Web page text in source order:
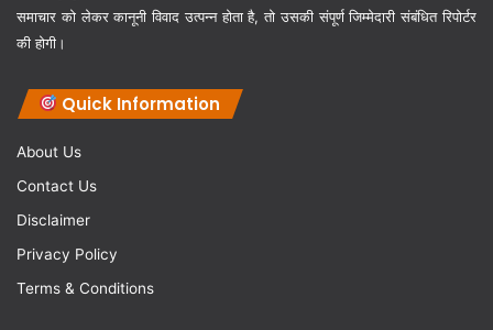
समाचार को लेकर कानूनी विवाद उत्पन्न होता है, तो उसकी संपूर्ण जिम्मेदारी संबंधित रिपोर्टर
की होगी।
Quick Information
About Us
Contact Us
Disclaimer
Privacy Policy
Terms & Conditions